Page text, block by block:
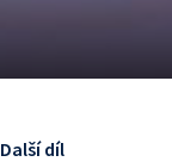
Další díl